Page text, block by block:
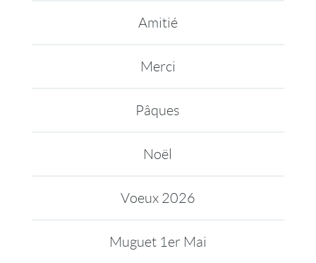
Amitié
Merci
Pâques
Noël
Voeux 2026
Muguet 1er Mai